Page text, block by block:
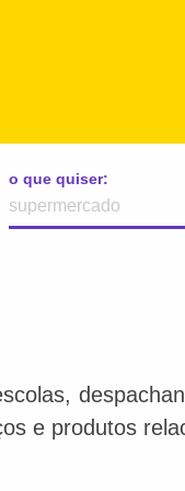
o que quiser:
e produtos